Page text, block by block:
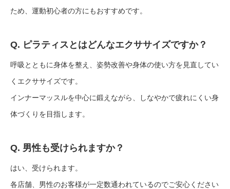
ため、運動初心者の方にもおすすめです。
Q. ピラティスとはどんなエクササイズですか？
呼吸とともに身体を整え、姿勢改善や身体の使い方を見直してい
くエクササイズです。
インナーマッスルを中心に鍛えながら、しなやかで疲れにくい身
体づくりを目指します。
Q. 男性も受けられますか？
はい、受けられます。
各店舗、男性のお客様が一定数通われているのでご安心ください